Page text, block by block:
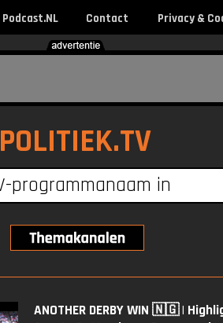
Podcast.NL Contact Privacy &
POLITIEK.TV
ANOTHER DERBY WIN 🇳🇬 |